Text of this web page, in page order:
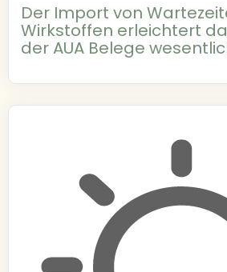
Der Import von
Wirkstoffen erleichtert
der AUA Belege